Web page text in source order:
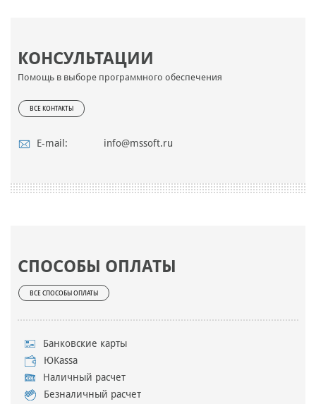
КОНСУЛЬТАЦИИ
Помощь в выборе программного обеспечения
ВСЕ КОНТАКТЫ
E-mail: info@mssoft.ru
СПОСОБЫ ОПЛАТЫ
ВСЕ СПОСОБЫ ОПЛАТЫ
Банковские карты
ЮKassa
Наличный расчет
Безналичный расчет